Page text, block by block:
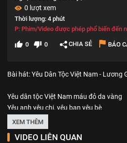
0 lượt xem
Thời lượng: 4 phút
P: Phim/Video được phép phổ biến đến
0 0 CHIA SẺ BÁO
Bài hát: Yêu Dân Tộc Việt Nam - Lương
Yêu dân tộc Việt Nam máu đỏ da vàng
Yêu anh yêu chị, yêu bạn yêu bè
Yêu con đường làng ngày ngày hai buổi
Thuở còn bắt bướm hái hoa.
XEM THÊM
VIDEO LIÊN QUAN